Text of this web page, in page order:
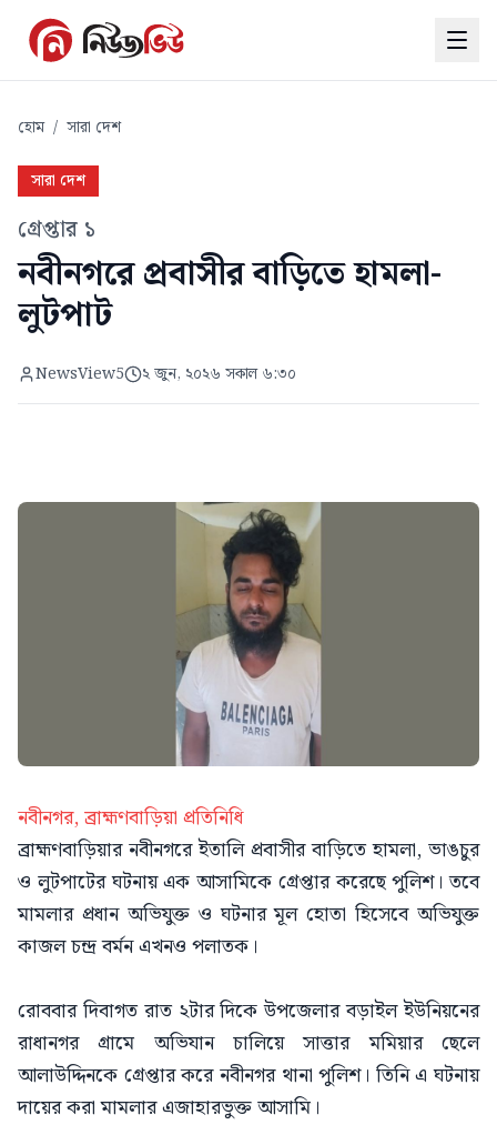
হোম / সারা দেশ
সারা দেশ
গ্রেপ্তার ১
নবীনগরে প্রবাসীর বাড়িতে হামলা-
লুটপাট
NewsView5 ২ জুন, ২০২৬ সকাল ৬:৩০
নবীনগর, ব্রাহ্মণবাড়িয়া প্রতিনিধি
ব্রাহ্মণবাড়িয়ার নবীনগরে ইতালি প্রবাসীর বাড়িতে হামলা, ভাঙচুর
ও লুটপাটের ঘটনায় এক আসামিকে গ্রেপ্তার করেছে পুলিশ। তবে
মামলার প্রধান অভিযুক্ত ও ঘটনার মূল হোতা হিসেবে অভিযুক্ত
কাজল চন্দ্র বর্মন এখনও পলাতক।
রোববার দিবাগত রাত ২টার দিকে উপজেলার বড়াইল ইউনিয়নের
রাধানগর গ্রামে অভিযান চালিয়ে সাত্তার মমিয়ার ছেলে
আলাউদ্দিনকে গ্রেপ্তার করে নবীনগর থানা পুলিশ। তিনি এ ঘটনায়
দায়ের করা মামলার এজাহারভুক্ত আসামি।